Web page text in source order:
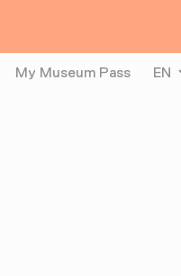
My Museum Pass EN